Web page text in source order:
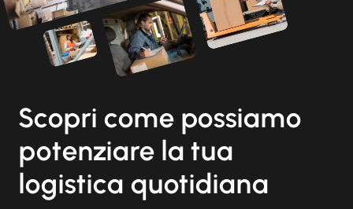
Scopri come possiamo
potenziare la tua
logistica quotidiana